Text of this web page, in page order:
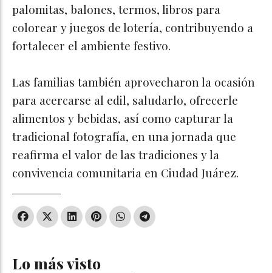
palomitas, balones, termos, libros para
colorear y juegos de lotería, contribuyendo a
fortalecer el ambiente festivo.
Las familias también aprovecharon la ocasión
para acercarse al edil, saludarlo, ofrecerle
alimentos y bebidas, así como capturar la
tradicional fotografía, en una jornada que
reafirma el valor de las tradiciones y la
convivencia comunitaria en Ciudad Juárez.
Lo más visto